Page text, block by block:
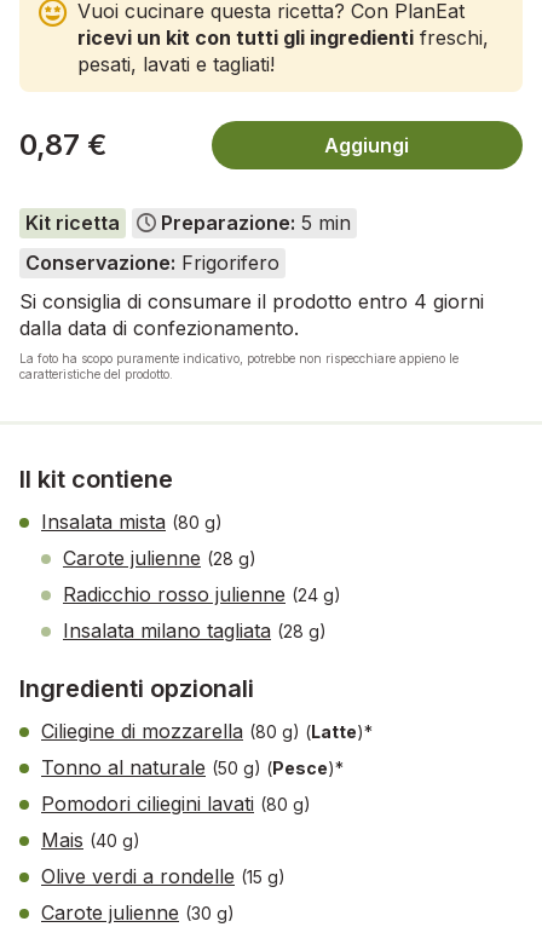
Vuoi cucinare questa ricetta? Con PlanEat
ricevi un kit con tutti gli ingredienti freschi,
pesati, lavati e tagliati!
0,87 € Aggiungi
Kit ricetta Preparazione: 5 min
Conservazione: Frigorifero
Si consiglia di consumare il prodotto entro 4 giorni
dalla data di confezionamento.
La foto ha scopo puramente indicativo, potrebbe non rispecchiare appieno le
caratteristiche del prodotto.
Il kit contiene
Insalata mista (80 g)
Carote julienne (28 g)
Radicchio rosso julienne (24 g)
Insalata milano tagliata (28 g)
Ingredienti opzionali
Ciliegine di mozzarella (80 g) (Latte)*
Tonno al naturale (50 g) (Pesce)*
Pomodori ciliegini lavati (80 g)
Mais (40 g)
Olive verdi a rondelle (15 g)
Carote julienne (30 g)